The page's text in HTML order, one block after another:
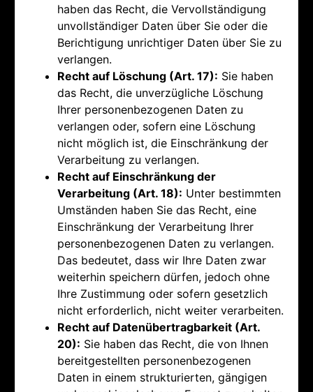
haben das Recht, die Vervollständigung
unvollständiger Daten über Sie oder die
Berichtigung unrichtiger Daten über Sie zu
verlangen.
Recht auf Löschung (Art. 17): Sie haben
das Recht, die unverzügliche Löschung
Ihrer personenbezogenen Daten zu
verlangen oder, sofern eine Löschung
nicht möglich ist, die Einschränkung der
Verarbeitung zu verlangen.
Recht auf Einschränkung der
Verarbeitung (Art. 18): Unter bestimmten
Umständen haben Sie das Recht, eine
Einschränkung der Verarbeitung Ihrer
personenbezogenen Daten zu verlangen.
Das bedeutet, dass wir Ihre Daten zwar
weiterhin speichern dürfen, jedoch ohne
Ihre Zustimmung oder sofern gesetzlich
nicht erforderlich, nicht weiter verarbeiten.
Recht auf Datenübertragbarkeit (Art.
20): Sie haben das Recht, die von Ihnen
bereitgestellten personenbezogenen
Daten in einem strukturierten, gängigen